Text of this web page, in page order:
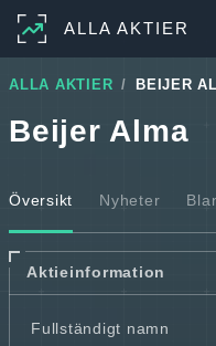
ALLA AKTIER
ALLA AKTIER BEIJER
Beijer Alma
Översikt Nyheter
Aktieinformation
Fullständigt namn